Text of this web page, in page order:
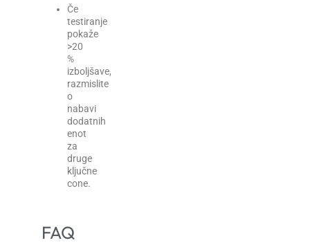
Če
testiranje
pokaže
>20
%
izboljšave,
razmislite
o
nabavi
dodatnih
enot
za
druge
ključne
cone.
FAQ